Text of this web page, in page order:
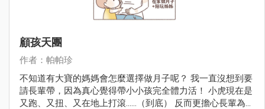
顧孩天團
作者：帕帕珍
不知道有大寶的媽媽會怎麼選擇做月子呢？ 我一直沒想到要
請長輩帶，因為真心覺得帶小小孩完全體力活！ 小虎現在是
又跑、又扭、又在地上打滾......（到底） 反而更擔心長輩為了